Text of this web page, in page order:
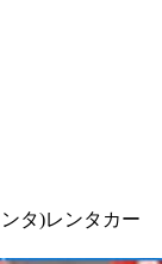
タ)レンタカー